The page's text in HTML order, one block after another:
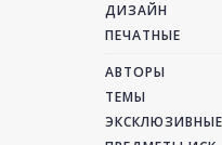
ДИЗАЙН
ПЕЧАТНЫЕ
АВТОРЫ
ТЕМЫ